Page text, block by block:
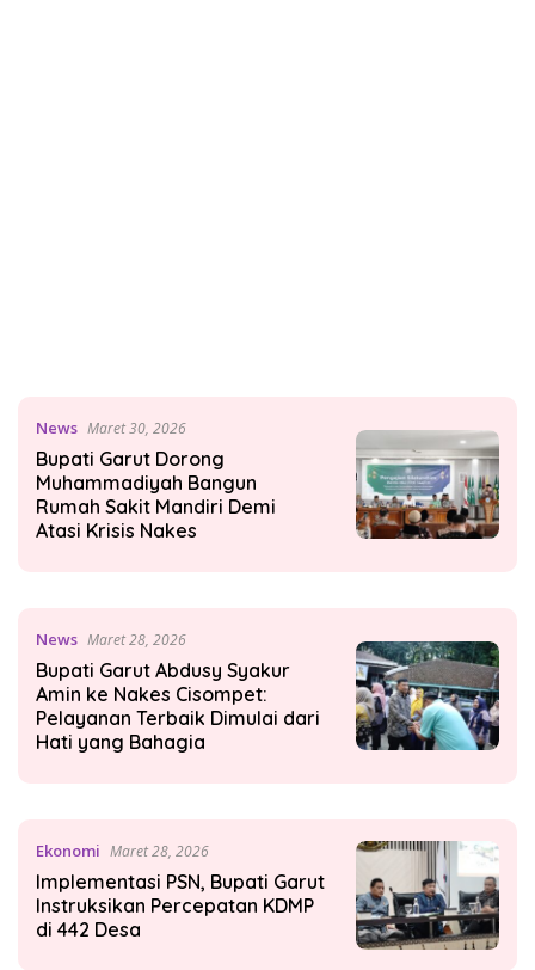
News Maret 30, 2026
Bupati Garut Dorong
Muhammadiyah Bangun
Rumah Sakit Mandiri Demi
Atasi Krisis Nakes
News Maret 28, 2026
Bupati Garut Abdusy Syakur
Amin ke Nakes Cisompet:
Pelayanan Terbaik Dimulai dari
Hati yang Bahagia
Ekonomi Maret 28, 2026
Implementasi PSN, Bupati Garut
Instruksikan Percepatan KDMP
di 442 Desa